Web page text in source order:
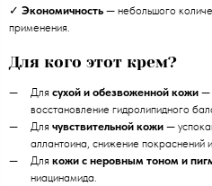
✓ Экономичность — небольшого
применения.
Для кого этот крем?
Для сухой и обезвоженной кожи —
восстановление гидролипидного
Для чувствительной кожи —
аллантоина, снижение покраснений
Для кожи с неровным тоном и
ниацинамида.